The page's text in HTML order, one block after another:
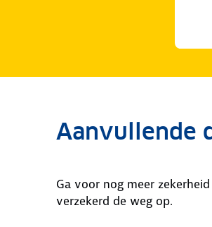
Aanvullende
Ga voor nog meer
verzekerd de weg op.